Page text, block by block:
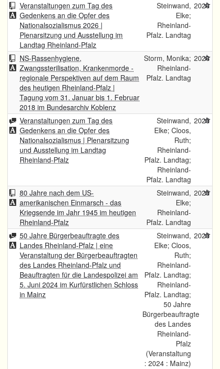
Veranstaltungen zum Tag des
Gedenkens an die Opfer des
Nationalsozialismus 2026 |
Plenarsitzung und Ausstellung im
Landtag Rheinland-Pfalz
Steinwand,
Elke;
Rheinland-
Pfalz. Landtag
2026
NS-Rassenhygiene,
Zwangssterilisation, Krankenmorde -
regionale Perspektiven auf dem Raum
des heutigen Rheinland-Pfalz |
Tagung vom 31. Januar bis 1. Februar
2018 im Bundesarchiv Koblenz
Storm, Monika;
Rheinland-
Pfalz. Landtag
2026
Veranstaltungen zum Tag des
Gedenkens an die Opfer des
Nationalsozialismus | Plenarsitzung
und Ausstellung im Landtag
Rheinland-Pfalz
Steinwand,
Elke; Cloos,
Ruth;
Rheinland-
Pfalz. Landtag;
Rheinland-
Pfalz. Landtag
2025
80 Jahre nach dem US-
amerikanischen Einmarsch - das
Kriegsende im Jahr 1945 im heutigen
Rheinland-Pfalz
Steinwand,
Elke;
Rheinland-
Pfalz. Landtag
2025
50 Jahre Bürgerbeauftragte des
Landes Rheinland-Pfalz | eine
Veranstaltung der Bürgerbeauftragten
des Landes Rheinland-Pfalz und
Beauftragten für die Landespolizei am
5. Juni 2024 im Kurfürstlichen Schloss
in Mainz
Steinwand,
Elke; Cloos,
Ruth;
Rheinland-
Pfalz. Landtag;
Rheinland-
Pfalz. Landtag;
50 Jahre
Bürgerbeauftragte
des Landes
Rheinland-
Pfalz
(Veranstaltung
: 2024 : Mainz)
2025